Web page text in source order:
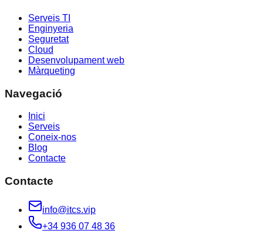
Serveis TI
Enginyeria
Seguretat
Cloud
Desenvolupament web
Màrqueting
Navegació
Inici
Serveis
Coneix-nos
Blog
Contacte
Contacte
info@itcs.vip
+34 936 07 48 36